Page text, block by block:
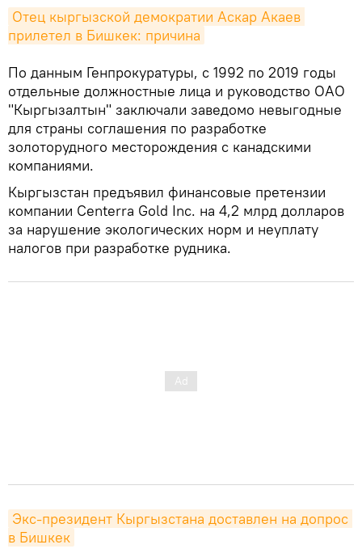
Отец кыргызской демократии Аскар Акаев
прилетел в Бишкек: причина
По данным Генпрокуратуры, с 1992 по 2019 годы
отдельные должностные лица и руководство ОАО
"Кыргызалтын" заключали заведомо невыгодные
для страны соглашения по разработке
золоторудного месторождения с канадскими
компаниями.
Кыргызстан предъявил финансовые претензии
компании Centerra Gold Inc. на 4,2 млрд долларов
за нарушение экологических норм и неуплату
налогов при разработке рудника.
Экс-президент Кыргызстана доставлен на допрос
в Бишкек